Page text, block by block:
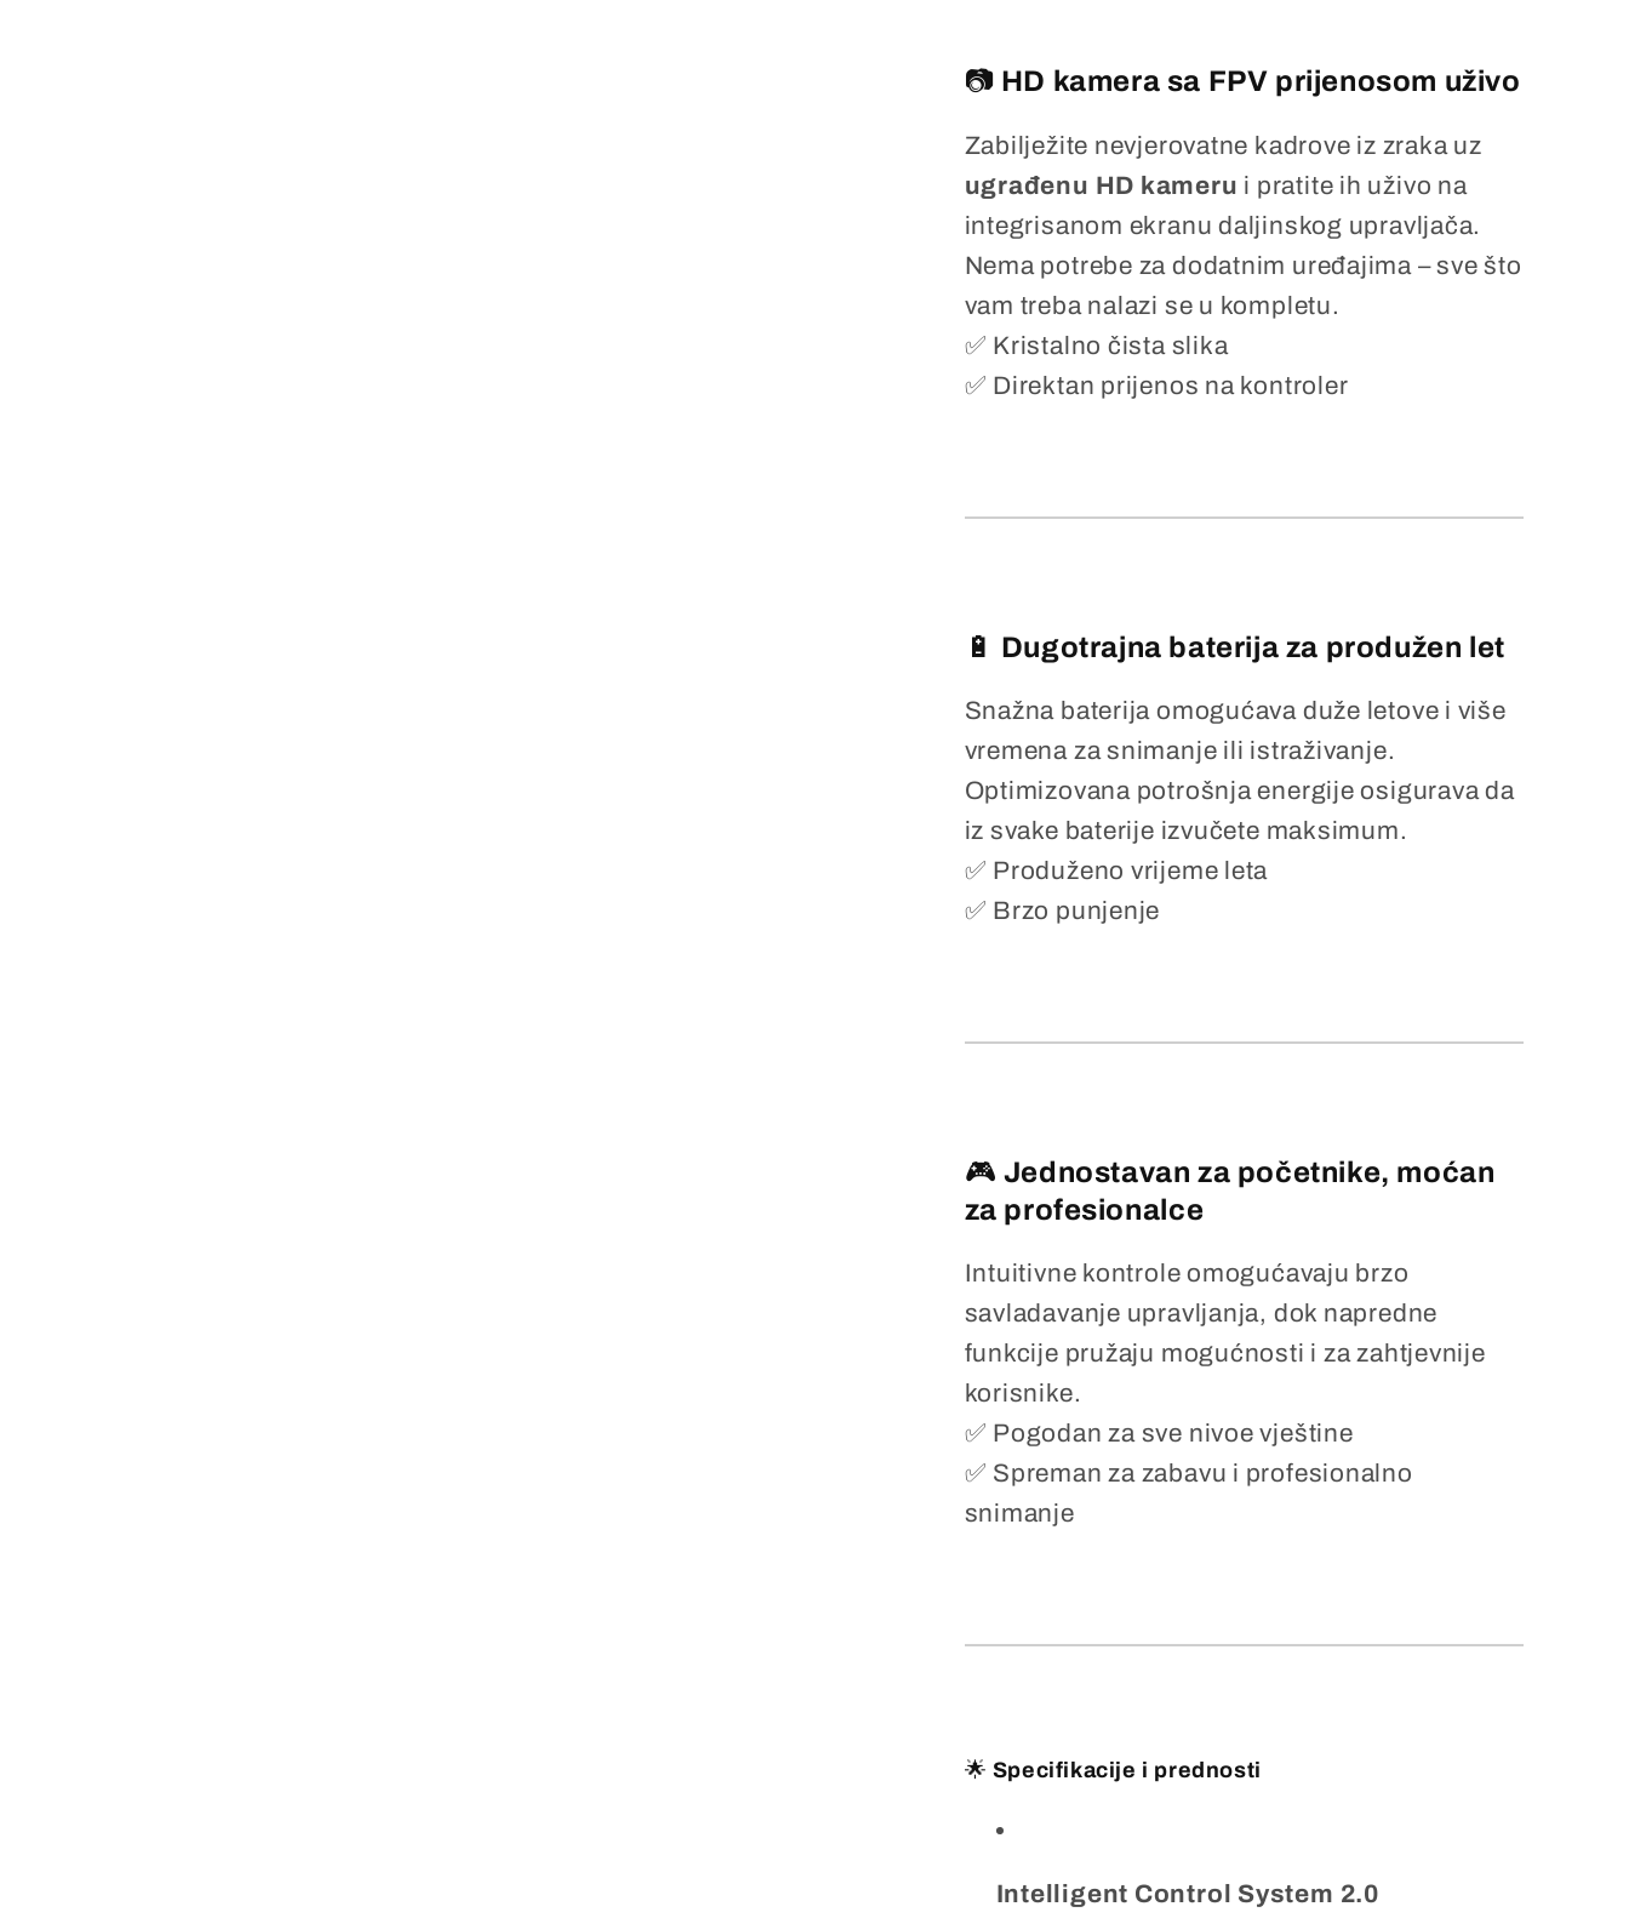
📷 HD kamera sa FPV prijenosom uživo
Zabilježite nevjerovatne kadrove iz zraka uz
ugrađenu HD kameru i pratite ih uživo na
integrisanom ekranu daljinskog upravljača.
Nema potrebe za dodatnim uređajima – sve što
vam treba nalazi se u kompletu.
✅ Kristalno čista slika
✅ Direktan prijenos na kontroler
🔋 Dugotrajna baterija za produžen let
Snažna baterija omogućava duže letove i više
vremena za snimanje ili istraživanje.
Optimizovana potrošnja energije osigurava da
iz svake baterije izvučete maksimum.
✅ Produženo vrijeme leta
✅ Brzo punjenje
🎮 Jednostavan za početnike, moćan
za profesionalce
Intuitivne kontrole omogućavaju brzo
savladavanje upravljanja, dok napredne
funkcije pružaju mogućnosti i za zahtjevnije
korisnike.
✅ Pogodan za sve nivoe vještine
✅ Spreman za zabavu i profesionalno
snimanje
🌟 Specifikacije i prednosti
Intelligent Control System 2.0